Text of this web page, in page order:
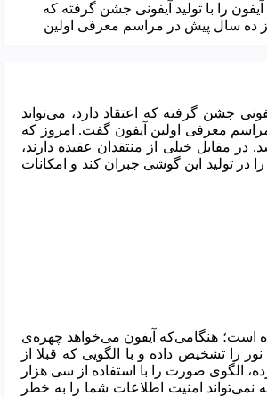
اپل جشن ده‌ساله‌شدن آیفون را با تولید آیفونی جشن گرفته که
ده سال پیش در مراسم معرفی اولین
تولید آیفونی جشن گرفته که اعتقاد دارد، می‌تواند
معرفی اولین آیفون گفت. امروز که
مقابل خیلی از منتقدان عقیده دارند،
را در تولید این گوشی جبران کند و امکانات
است؛ هنگامی‌که آیفون می‌خواهد چهره‌ی
را تشخیص داده و با الگویی که قبلا از
الگوی صورت را با استفاده از سی هزار
امنیت اطلاعات شما را به خطر